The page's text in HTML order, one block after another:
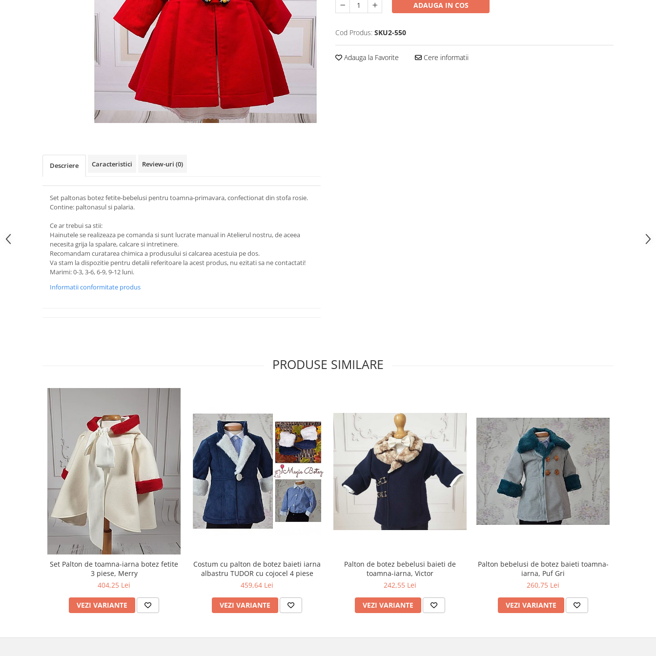
ADAUGA IN COS
Cod Produs: SKU2-550
Adauga la Favorite Cere informatii
Descriere Caracteristici Review-uri (0)
Set paltonas botez fetite-bebelusi pentru toamna-primavara, confectionat din stofa rosie.
Contine: paltonasul si palaria.
Ce ar trebui sa stii:
Hainutele se realizeaza pe comanda si sunt lucrate manual in Atelierul nostru, de aceea
necesita grija la spalare, calcare si intretinere.
Recomandam curatarea chimica a produsului si calcarea acestuia pe dos.
Va stam la dispozitie pentru detalii referitoare la acest produs, nu ezitati sa ne contactati!
Marimi: 0-3, 3-6, 6-9, 9-12 luni.
Informatii conformitate produs
PRODUSE SIMILARE
Set Palton de toamna-iarna botez fetite
3 piese, Merry
404,25 Lei
VEZI VARIANTE
Costum cu palton de botez baieti iarna
albastru TUDOR cu cojocel 4 piese
459,64 Lei
VEZI VARIANTE
Palton de botez bebelusi baieti de
toamna-iarna, Victor
242,55 Lei
VEZI VARIANTE
Palton bebelusi de botez baieti toamna-
iarna, Puf Gri
260,75 Lei
VEZI VARIANTE